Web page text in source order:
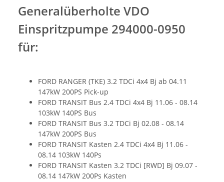
Generalüberholte VDO
Einspritzpumpe 294000-0950
für:
FORD RANGER (TKE) 3.2 TDCi 4x4 Bj ab 04.11
147kW 200PS Pick-up
FORD TRANSIT Bus 2.4 TDCi 4x4 Bj 11.06 - 08.14
103kW 140PS Bus
FORD TRANSIT Bus 3.2 TDCi Bj 02.08 - 08.14
147kW 200PS Bus
FORD TRANSIT Kasten 2.4 TDCi 4x4 Bj 11.06 -
08.14 103kW 140Ps
FORD TRANSIT Kasten 3.2 TDCi [RWD] Bj 09.07 -
08.14 147kW 200Ps Kasten